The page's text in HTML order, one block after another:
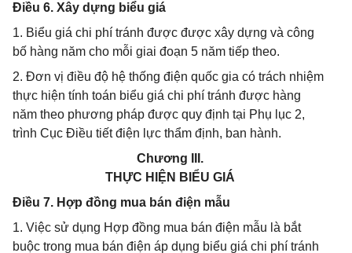
Điều 6. Xây dựng biểu giá
1. Biểu giá chi phí tránh được được xây dựng và công
bố hàng năm cho mỗi giai đoạn 5 năm tiếp theo.
2. Đơn vị điều độ hệ thống điện quốc gia có trách nhiệm
thực hiện tính toán biểu giá chi phí tránh được hàng
năm theo phương pháp được quy định tại Phụ lục 2,
trình Cục Điều tiết điện lực thẩm định, ban hành.
Chương III.
THỰC HIỆN BIỂU GIÁ
Điều 7. Hợp đồng mua bán điện mẫu
1. Việc sử dụng Hợp đồng mua bán điện mẫu là bắt
buộc trong mua bán điện áp dụng biểu giá chi phí tránh